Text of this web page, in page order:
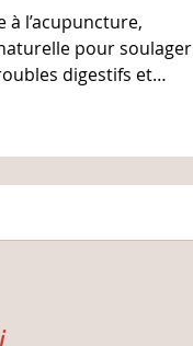
l’acupuncture,
pour soulager
digestifs et